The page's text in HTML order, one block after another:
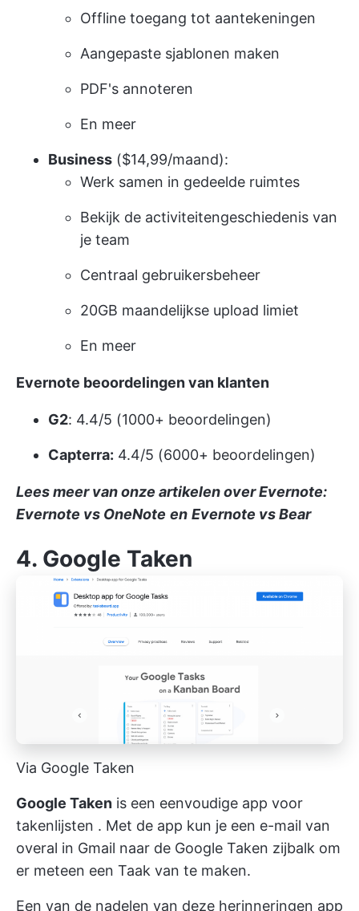
Offline toegang tot aantekeningen
Aangepaste sjablonen maken
PDF's annoteren
En meer
Business ($14,99/maand):
Werk samen in gedeelde ruimtes
Bekijk de activiteitengeschiedenis van
je team
Centraal gebruikersbeheer
20GB maandelijkse upload limiet
En meer
Evernote beoordelingen van klanten
G2: 4.4/5 (1000+ beoordelingen)
Capterra: 4.4/5 (6000+ beoordelingen)
Lees meer van onze artikelen over Evernote:
Evernote vs OneNote en Evernote vs Bear
4. Google Taken
Via Google Taken
Google Taken is een eenvoudige app voor
takenlijsten . Met de app kun je een e-mail van
overal in Gmail naar de Google Taken zijbalk om
er meteen een Taak van te maken.
Een van de nadelen van deze herinneringen app